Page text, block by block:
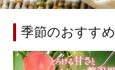
季節のおすすめ